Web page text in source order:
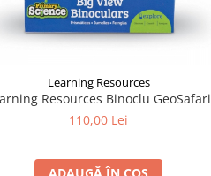
Learning Resources
Resources Binoclu GeoSafari
110,00 Lei
ADAUGĂ ÎN COȘ